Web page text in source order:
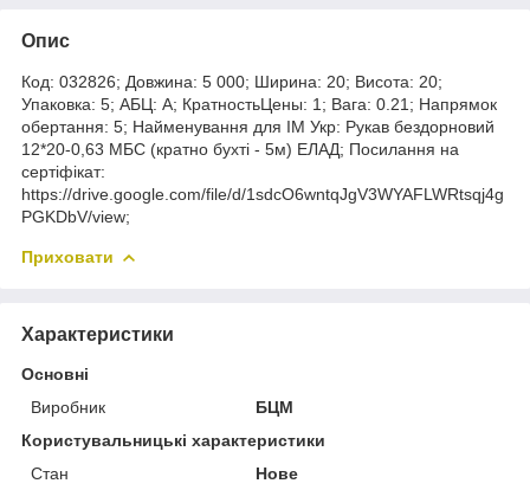
Опис
Код: 032826; Довжина: 5 000; Ширина: 20; Висота: 20;
Упаковка: 5; АБЦ: A; КратностьЦены: 1; Вага: 0.21; Напрямок
обертання: 5; Найменування для ІМ Укр: Рукав бездорновий
12*20-0,63 МБС (кратно бухті - 5м) ЕЛАД; Посилання на
сертіфікат:
https://drive.google.com/file/d/1sdcO6wntqJgV3WYAFLWRtsqj4g
PGKDbV/view;
Приховати
Характеристики
Основні
Виробник
БЦМ
Користувальницькі характеристики
Стан
Нове